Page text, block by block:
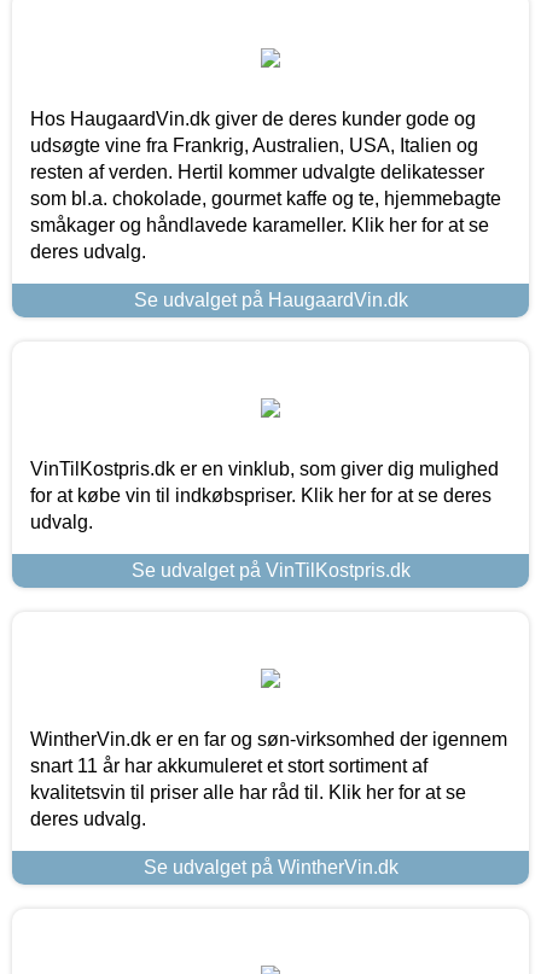
Hos HaugaardVin.dk giver de deres kunder gode og
udsøgte vine fra Frankrig, Australien, USA, Italien og
resten af verden. Hertil kommer udvalgte delikatesser
som bl.a. chokolade, gourmet kaffe og te, hjemmebagte
småkager og håndlavede karameller. Klik her for at se
deres udvalg.
Se udvalget på HaugaardVin.dk
VinTilKostpris.dk er en vinklub, som giver dig mulighed
for at købe vin til indkøbspriser. Klik her for at se deres
udvalg.
Se udvalget på VinTilKostpris.dk
WintherVin.dk er en far og søn-virksomhed der igennem
snart 11 år har akkumuleret et stort sortiment af
kvalitetsvin til priser alle har råd til. Klik her for at se
deres udvalg.
Se udvalget på WintherVin.dk